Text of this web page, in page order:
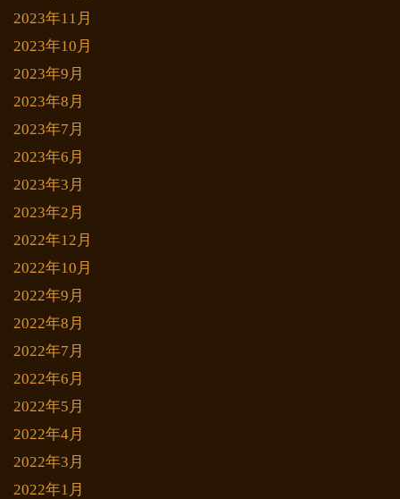
2023年11月
2023年10月
2023年9月
2023年8月
2023年7月
2023年6月
2023年3月
2023年2月
2022年12月
2022年10月
2022年9月
2022年8月
2022年7月
2022年6月
2022年5月
2022年4月
2022年3月
2022年1月